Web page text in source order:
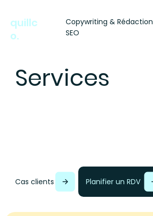
quillc
o.
Copywriting & Rédaction
SEO
Services
Cas clients Planifier un RDV